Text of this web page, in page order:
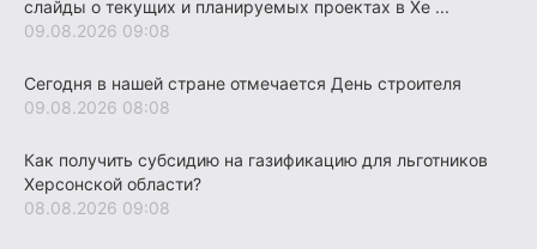
слайды о текущих и планируемых проектах в Хе ...
09.08.2026 09:08
Сегодня в нашей стране отмечается День строителя
09.08.2026 08:08
Как получить субсидию на газификацию для льготников
Херсонской области?
08.08.2026 09:08